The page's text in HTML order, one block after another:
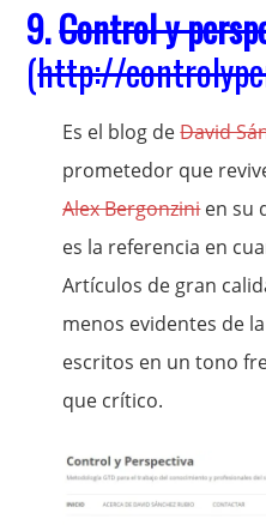
9.Control y
(http://
Es el blog deDavid
prometedor que
Alex Bergonzinien su
es la referencia en
Artículos de gran
menos evidentes de
escritos en un tono
que crítico.